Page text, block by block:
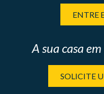
ENTRE
A sua casa
SOLICITE